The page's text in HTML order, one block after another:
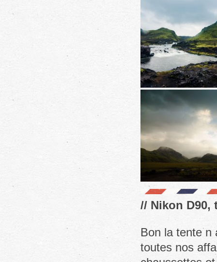
// Nikon D90,
Bon la tente n
toutes nos